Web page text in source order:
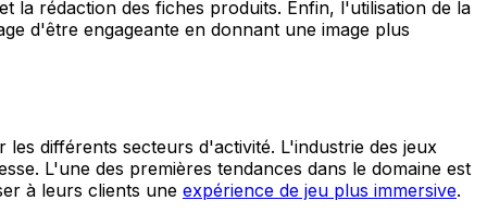
rédaction des fiches produits. Enfin, l'utilisation de la
d'être engageante en donnant une image plus
différents secteurs d'activité. L'industrie des jeux
L'une des premières tendances dans le domaine est
à leurs clients une expérience de jeu plus immersive.